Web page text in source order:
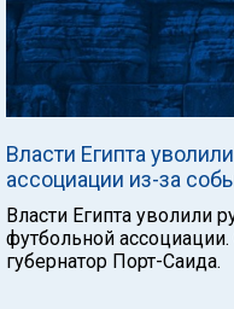
Власти Египта
ассоциации из-за
Власти Египта уволили
футбольной
губернатор Порт-Саида.